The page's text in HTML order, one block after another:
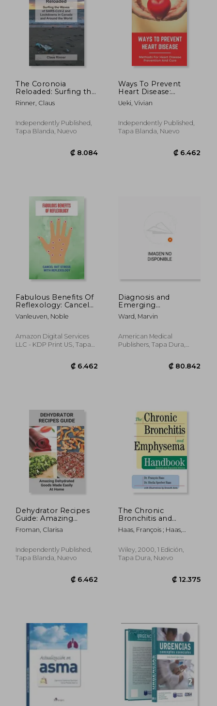
₡ 32.483
₡ 8.106
The Coronoia
Reloaded: Surfing the
Waves of SARS-CoV-2
and Lockdowns in
the World (en Inglés)
Rinner, Claus
Independently Published,
Tapa Blanda, Nuevo
Ways To Prevent
Heart Disease:
Methods For Heart
Disease Prevention
Medicine (en Inglés)
Ueki, Vivian
Independently Published,
Tapa Blanda, Nuevo
₡
Fabulous Benefits Of
Reflexology: Cancel
Out Stress With
Reflexology: What
Reflexology (en
Inglés)
Vanleuven, Noble
Amazon Digital Services
LLC - KDP Print US, Tapa
Diagnosis and
Emerging
Treatments for Cystic
Fibrosis (en Inglés)
Ward, Marvin
American Medical
Publishers, Tapa Dura,
Dehydrator Recipes
Guide: Amazing
Dehydrated Goods
Made Easily At Home:
Australia (en Inglés)
Froman, Clarisa
Independently Published,
Tapa Blanda, Nuevo
The Chronic
Bronchitis and
Emphysema
Handbook (en Inglés)
Haas, François ; Haas,
Wiley, 2000, 1 Edición,
Tapa Dura, Nuevo